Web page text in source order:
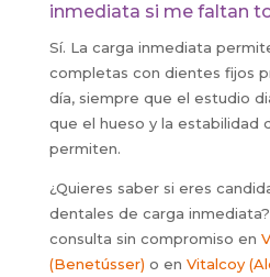
inmediata si me faltan
Sí. La carga inmediata
completas con dientes fijos
día, siempre que el estudio
que el hueso y la estabilidad
permiten.
¿Quieres saber si eres
dentales de carga
consulta sin compromiso en
(Benetússer) o en Vitalcoy